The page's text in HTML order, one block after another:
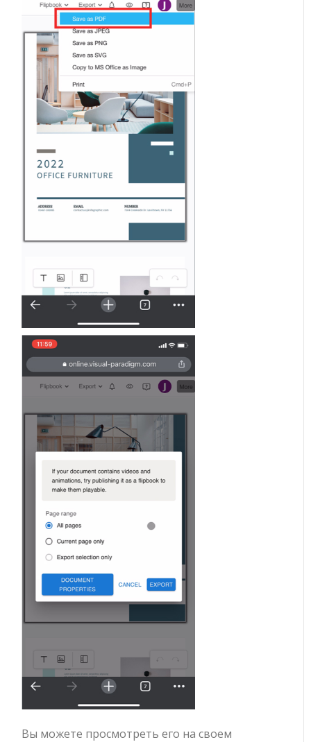
Вы можете просмотреть его на своем